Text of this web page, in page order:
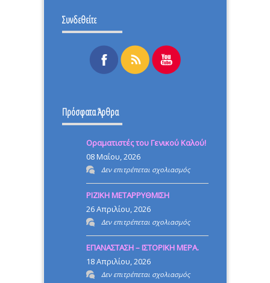
Συνδεθείτε
Πρόσφατα Άρθρα
Οραματιστές του Γενικού Καλού!
08 Μαΐου, 2026
Δεν επιτρέπεται σχολιασμόςστο
Οραματιστές
Καλού!
ΡΙΖΙΚΗ ΜΕΤΑΡΡΥΘΜΙΣΗ
26 Απριλίου, 2026
Δεν επιτρέπεται σχολιασμόςστο
ΡΙΖΙΚΗ
ΜΕΤΑΡΡΥΘΜΙΣΗ
ΕΠΑΝΑΣΤΑΣΗ – ΙΣΤΟΡΙΚΗ ΜΕΡΑ.
18 Απριλίου, 2026
Δεν επιτρέπεται σχολιασμόςστο